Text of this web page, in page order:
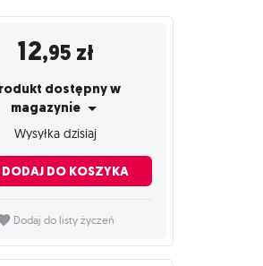
12,95 zł
dostępny w
magazynie
Wysyłka dzisiaj
DODAJ DO KOSZYKA
Dodaj do listy życzeń